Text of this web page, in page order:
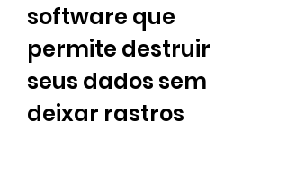
software que
permite destruir
seus dados sem
deixar rastros